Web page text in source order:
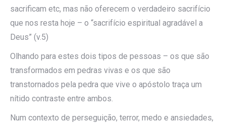
sacrificam etc, mas não oferecem o verdadeiro sacrifício
que nos resta hoje – o “sacrifício espiritual agradável a
Deus” (v.5)
Olhando para estes dois tipos de pessoas – os que são
transformados em pedras vivas e os que são
transtornados pela pedra que vive o apóstolo traça um
nítido contraste entre ambos.
Num contexto de perseguição, terror, medo e ansiedades,